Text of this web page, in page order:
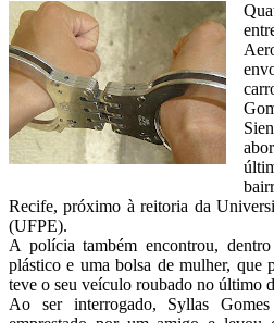
Recife, próximo à reitoria da
(UFPE).
A polícia também encontrou,
plástico e uma bolsa de mulher, que
teve o seu veículo roubado no último
Ao ser interrogado, Syllas